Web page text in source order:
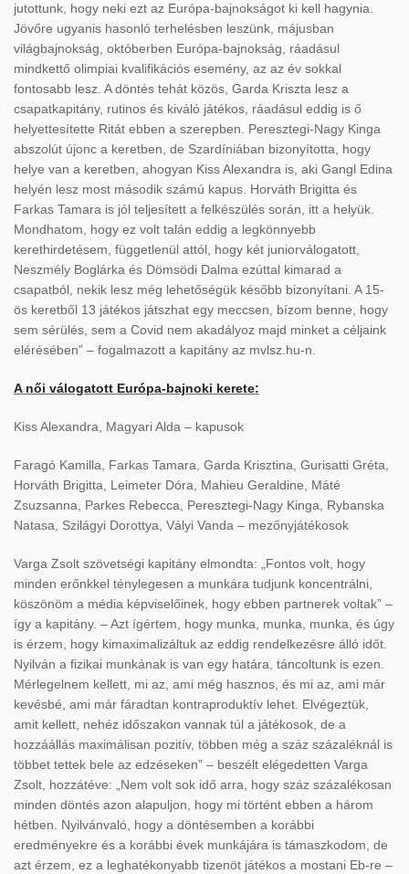
jutottunk, hogy neki ezt az Európa-bajnokságot ki kell hagynia.
Jövőre ugyanis hasonló terhelésben leszünk, májusban
világbajnokság, októberben Európa-bajnokság, ráadásul
mindkettő olimpiai kvalifikációs esemény, az az év sokkal
fontosabb lesz. A döntés tehát közös, Garda Kriszta lesz a
csapatkapitány, rutinos és kiváló játékos, ráadásul eddig is ő
helyettesítette Ritát ebben a szerepben. Peresztegi-Nagy Kinga
abszolút újonc a keretben, de Szardíniában bizonyította, hogy
helye van a keretben, ahogyan Kiss Alexandra is, aki Gangl Edina
helyén lesz most második számú kapus. Horváth Brigitta és
Farkas Tamara is jól teljesített a felkészülés során, itt a helyük.
Mondhatom, hogy ez volt talán eddig a legkönnyebb
kerethirdetésem, függetlenül attól, hogy két juniorválogatott,
Neszmély Boglárka és Dömsödi Dalma ezúttal kimarad a
csapatból, nekik lesz még lehetőségük később bizonyítani. A 15-
ös keretből 13 játékos játszhat egy meccsen, bízom benne, hogy
sem sérülés, sem a Covid nem akadályoz majd minket a céljaink
elérésében” – fogalmazott a kapitány az mvlsz.hu-n.
A női válogatott Európa-bajnoki kerete:
Kiss Alexandra, Magyari Alda – kapusok
Faragó Kamilla, Farkas Tamara, Garda Krisztina, Gurisatti Gréta,
Horváth Brigitta, Leimeter Dóra, Mahieu Geraldine, Máté
Zsuzsanna, Parkes Rebecca, Peresztegi-Nagy Kinga, Rybanska
Natasa, Szilágyi Dorottya, Vályi Vanda – mezőnyjátékosok
Varga Zsolt szövetségi kapitány elmondta: „Fontos volt, hogy
minden erőnkkel ténylegesen a munkára tudjunk koncentrálni,
köszönöm a média képviselőinek, hogy ebben partnerek voltak” –
így a kapitány. – Azt ígértem, hogy munka, munka, munka, és úgy
is érzem, hogy kimaximalizáltuk az eddig rendelkezésre álló időt.
Nyilván a fizikai munkának is van egy határa, táncoltunk is ezen.
Mérlegelnem kellett, mi az, ami még hasznos, és mi az, ami már
kevésbé, ami már fáradtan kontraproduktív lehet. Elvégeztük,
amit kellett, nehéz időszakon vannak túl a játékosok, de a
hozzáállás maximálisan pozitív, többen még a száz százaléknál is
többet tettek bele az edzéseken” – beszélt elégedetten Varga
Zsolt, hozzátéve: „Nem volt sok idő arra, hogy száz százalékosan
minden döntés azon alapuljon, hogy mi történt ebben a három
hétben. Nyilvánvaló, hogy a döntésemben a korábbi
eredményekre és a korábbi évek munkájára is támaszkodom, de
azt érzem, ez a leghatékonyabb tizenöt játékos a mostani Eb-re –